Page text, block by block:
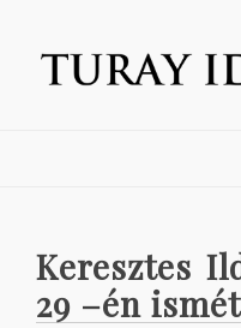
Keresztes
29 –én